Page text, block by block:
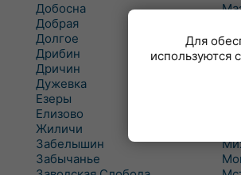
Добосна
Добрая
Долгое
Дрибин
Дричин
Дужевка
Езеры
Елизово
Жиличи
Забелышин
Забычанье
Для
используются